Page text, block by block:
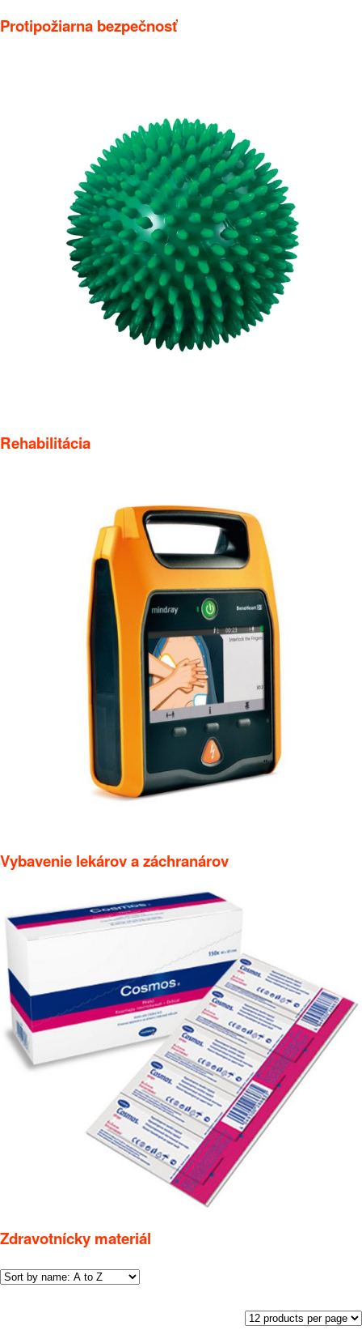
Protipožiarna bezpečnosť
Rehabilitácia
Vybavenie lekárov a záchranárov
Zdravotnícky materiál